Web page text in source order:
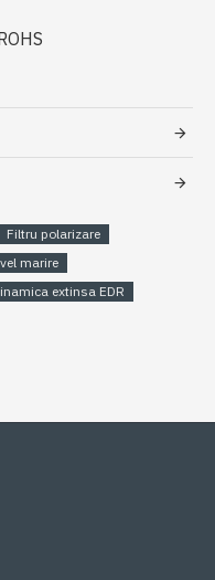
Filtru polarizare
marire
extinsa EDR